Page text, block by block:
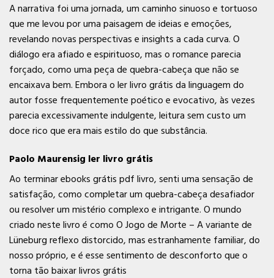
A narrativa foi uma jornada, um caminho sinuoso e tortuoso
que me levou por uma paisagem de ideias e emoções,
revelando novas perspectivas e insights a cada curva. O
diálogo era afiado e espirituoso, mas o romance parecia
forçado, como uma peça de quebra-cabeça que não se
encaixava bem. Embora o ler livro grátis da linguagem do
autor fosse frequentemente poético e evocativo, às vezes
parecia excessivamente indulgente, leitura sem custo um
doce rico que era mais estilo do que substância.
Paolo Maurensig ler livro grátis
Ao terminar ebooks grátis pdf livro, senti uma sensação de
satisfação, como completar um quebra-cabeça desafiador
ou resolver um mistério complexo e intrigante. O mundo
criado neste livro é como O Jogo de Morte – A variante de
Lüneburg reflexo distorcido, mas estranhamente familiar, do
nosso próprio, e é esse sentimento de desconforto que o
torna tão baixar livros grátis